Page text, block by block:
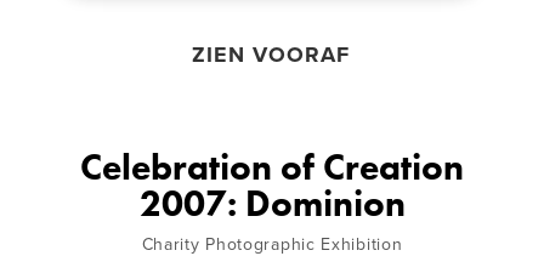
ZIEN VOORAF
Celebration of Creation
2007: Dominion
Charity Photographic Exhibition